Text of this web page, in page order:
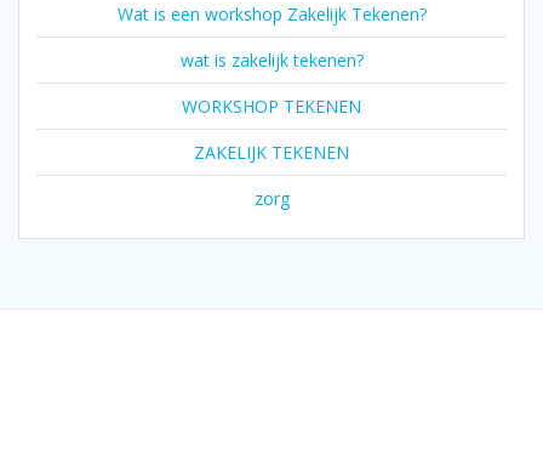
Wat is een workshop Zakelijk Tekenen?
wat is zakelijk tekenen?
WORKSHOP TEKENEN
ZAKELIJK TEKENEN
zorg